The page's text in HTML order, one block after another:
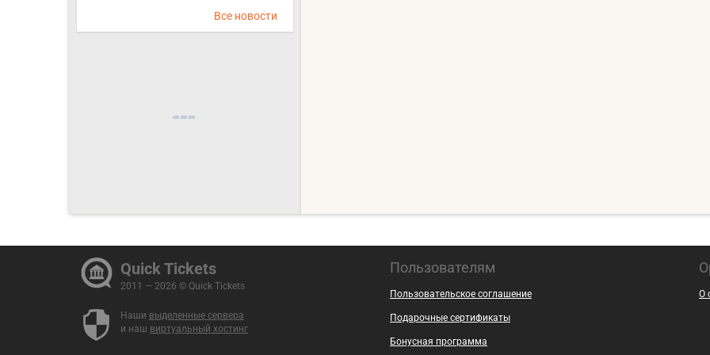
Все новости
Quick Tickets
2011 — 2026 © Quick Tickets
Наши выделенные сервера
и наш виртуальный хостинг
Пользователям
Пользовательское соглашение
Подарочные сертификаты
Бонусная программа
О